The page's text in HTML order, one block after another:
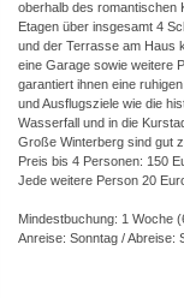
oberhalb des romantischen
Etagen über insgesamt 4
und der Terrasse am Haus
eine Garage sowie weitere
garantiert ihnen eine
und Ausflugsziele wie die
Wasserfall und in die
Große Winterberg sind gut
Preis bis 4 Personen: 150
Jede weitere Person 20
Mindestbuchung: 1 Woche
Anreise: Sonntag / Abreise: